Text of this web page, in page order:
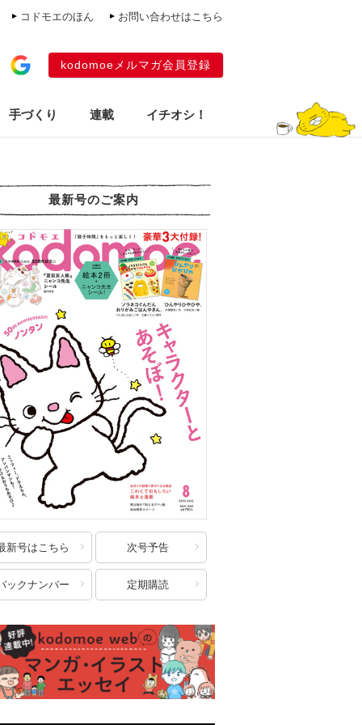
コドモエのほん お問い合わせはこちら
kodomoeメルマガ会員登録
手づくり 連載 イチオシ！
最新号のご案内
新号はこちら 次号予告
ックナンバー 定期購読